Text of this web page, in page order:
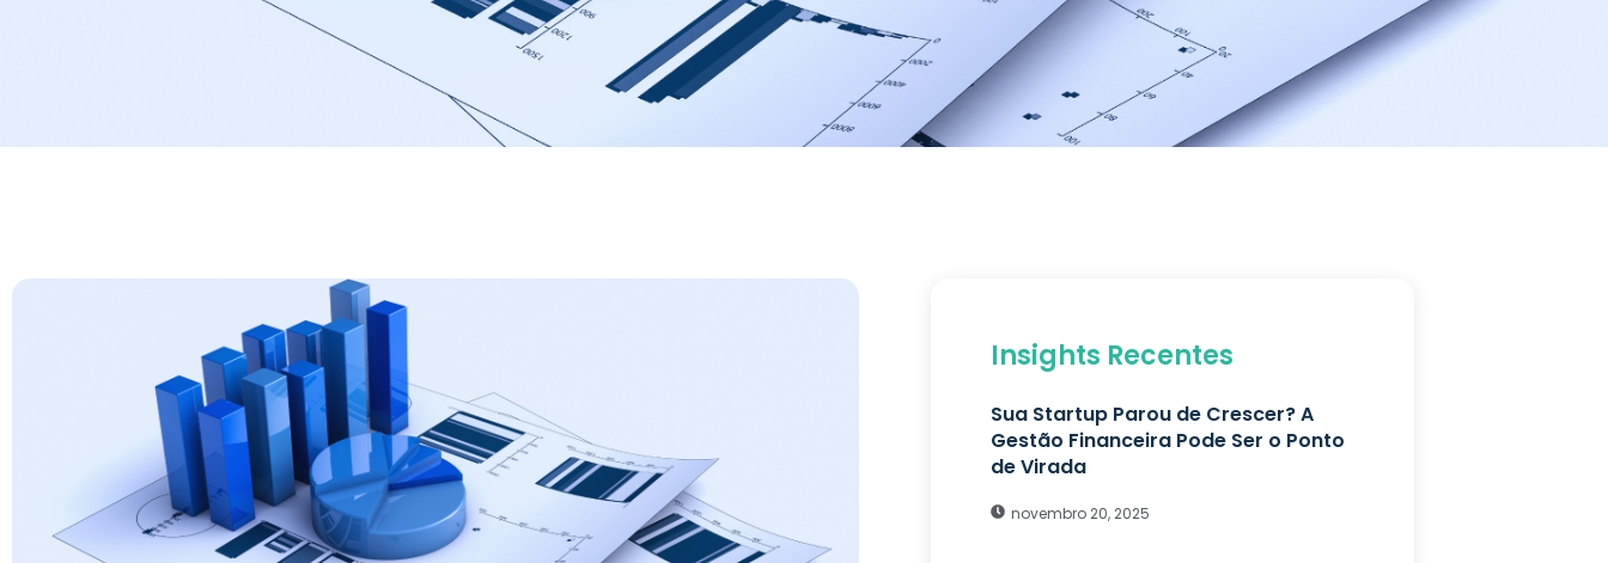
Insights Recentes
Sua Startup Parou de Crescer? A
Gestão Financeira Pode Ser o Ponto
de Virada
novembro 20, 2025